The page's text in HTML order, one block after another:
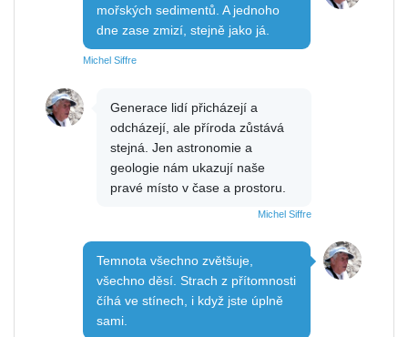
mořských sedimentů. A jednoho
dne zase zmizí, stejně jako já.
Michel Siffre
Generace lidí přicházejí a
odcházejí, ale příroda zůstává
stejná. Jen astronomie a
geologie nám ukazují naše
pravé místo v čase a prostoru.
Michel Siffre
Temnota všechno zvětšuje,
všechno děsí. Strach z přítomnosti
číhá ve stínech, i když jste úplně
sami.